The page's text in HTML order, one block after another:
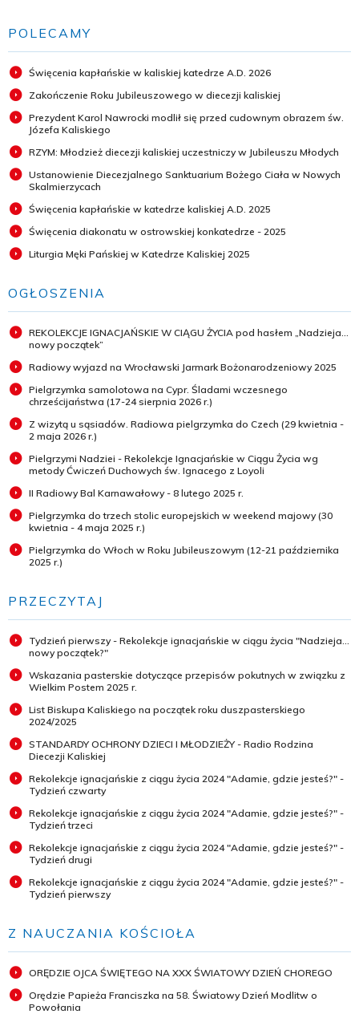
POLECAMY
Święcenia kapłańskie w kaliskiej katedrze A.D. 2026
Zakończenie Roku Jubileuszowego w diecezji kaliskiej
Prezydent Karol Nawrocki modlił się przed cudownym obrazem św.
Józefa Kaliskiego
RZYM: Młodzież diecezji kaliskiej uczestniczy w Jubileuszu Młodych
Ustanowienie Diecezjalnego Sanktuarium Bożego Ciała w Nowych
Skalmierzycach
Święcenia kapłańskie w katedrze kaliskiej A.D. 2025
Święcenia diakonatu w ostrowskiej konkatedrze - 2025
Liturgia Męki Pańskiej w Katedrze Kaliskiej 2025
OGŁOSZENIA
REKOLEKCJE IGNACJAŃSKIE W CIĄGU ŻYCIA pod hasłem „Nadzieja...
nowy początek”
Radiowy wyjazd na Wrocławski Jarmark Bożonarodzeniowy 2025
Pielgrzymka samolotowa na Cypr. Śladami wczesnego
chrześcijaństwa (17-24 sierpnia 2026 r.)
Z wizytą u sąsiadów. Radiowa pielgrzymka do Czech (29 kwietnia -
2 maja 2026 r.)
Pielgrzymi Nadziei - Rekolekcje Ignacjańskie w Ciągu Życia wg
metody Ćwiczeń Duchowych św. Ignacego z Loyoli
II Radiowy Bal Karnawałowy - 8 lutego 2025 r.
Pielgrzymka do trzech stolic europejskich w weekend majowy (30
kwietnia - 4 maja 2025 r.)
Pielgrzymka do Włoch w Roku Jubileuszowym (12-21 października
2025 r.)
PRZECZYTAJ
Tydzień pierwszy - Rekolekcje ignacjańskie w ciągu życia "Nadzieja...
nowy początek?"
Wskazania pasterskie dotyczące przepisów pokutnych w związku z
Wielkim Postem 2025 r.
List Biskupa Kaliskiego na początek roku duszpasterskiego
2024/2025
STANDARDY OCHRONY DZIECI I MŁODZIEŻY - Radio Rodzina
Diecezji Kaliskiej
Rekolekcje ignacjańskie z ciągu życia 2024 "Adamie, gdzie jesteś?" -
Tydzień czwarty
Rekolekcje ignacjańskie z ciągu życia 2024 "Adamie, gdzie jesteś?" -
Tydzień trzeci
Rekolekcje ignacjańskie z ciągu życia 2024 "Adamie, gdzie jesteś?" -
Tydzień drugi
Rekolekcje ignacjańskie z ciągu życia 2024 "Adamie, gdzie jesteś?" -
Tydzień pierwszy
Z NAUCZANIA KOŚCIOŁA
ORĘDZIE OJCA ŚWIĘTEGO NA XXX ŚWIATOWY DZIEŃ CHOREGO
Orędzie Papieża Franciszka na 58. Światowy Dzień Modlitw o
Powołania